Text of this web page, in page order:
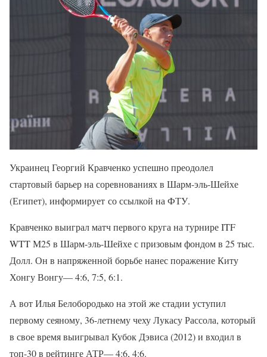
Украинец Георгий Кравченко успешно преодолел
стартовый барьер на соревнованиях в Шарм-эль-Шейхе
(Египет), информирует со ссылкой на ФТУ.
Кравченко выиграл матч первого круга на турнире ITF
WTT М25 в Шарм-эль-Шейхе с призовым фондом в 25 тыс.
Долл. Он в напряженной борьбе нанес поражение Киту
Хонгу Вонгу— 4:6, 7:5, 6:1.
А вот Илья Белобородько на этой же стадии уступил
первому сеяному, 36-летнему чеху Лукасу Рассола, который
в свое время выигрывал Кубок Дэвиса (2012) и входил в
топ-30 в рейтинге АТР— 4:6, 4:6.